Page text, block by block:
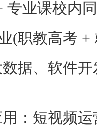
专业课校内
(职教高考 +
据、软件
：短视频